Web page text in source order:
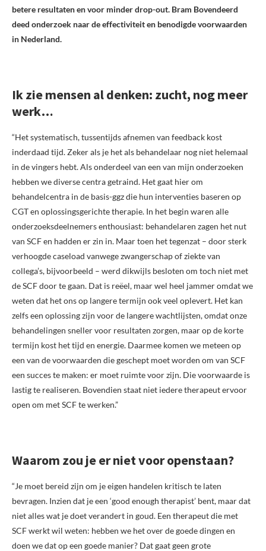
betere resultaten en voor minder drop-out. Bram Bovendeerd
deed onderzoek naar de effectiviteit en benodigde voorwaarden
in Nederland.
Ik zie mensen al denken: zucht, nog meer
werk…
“Het systematisch, tussentijds afnemen van feedback kost
inderdaad tijd. Zeker als je het als behandelaar nog niet helemaal
in de vingers hebt. Als onderdeel van een van mijn onderzoeken
hebben we diverse centra getraind. Het gaat hier om
behandelcentra in de basis-ggz die hun interventies baseren op
CGT en oplossingsgerichte therapie. In het begin waren alle
onderzoeksdeelnemers enthousiast: behandelaren zagen het nut
van SCF en hadden er zin in. Maar toen het tegenzat – door sterk
verhoogde caseload vanwege zwangerschap of ziekte van
collega’s, bijvoorbeeld – werd dikwijls besloten om toch niet met
de SCF door te gaan. Dat is reëel, maar wel heel jammer omdat we
weten dat het ons op langere termijn ook veel oplevert. Het kan
zelfs een oplossing zijn voor de langere wachtlijsten, omdat onze
behandelingen sneller voor resultaten zorgen, maar op de korte
termijn kost het tijd en energie. Daarmee komen we meteen op
een van de voorwaarden die geschept moet worden om van SCF
een succes te maken: er moet ruimte voor zijn. Die voorwaarde is
lastig te realiseren. Bovendien staat niet iedere therapeut ervoor
open om met SCF te werken.”
Waarom zou je er niet voor openstaan?
“Je moet bereid zijn om je eigen handelen kritisch te laten
bevragen. Inzien dat je een ‘good enough therapist’ bent, maar dat
niet alles wat je doet verandert in goud. Een therapeut die met
SCF werkt wil weten: hebben we het over de goede dingen en
doen we dat op een goede manier? Dat gaat geen grote